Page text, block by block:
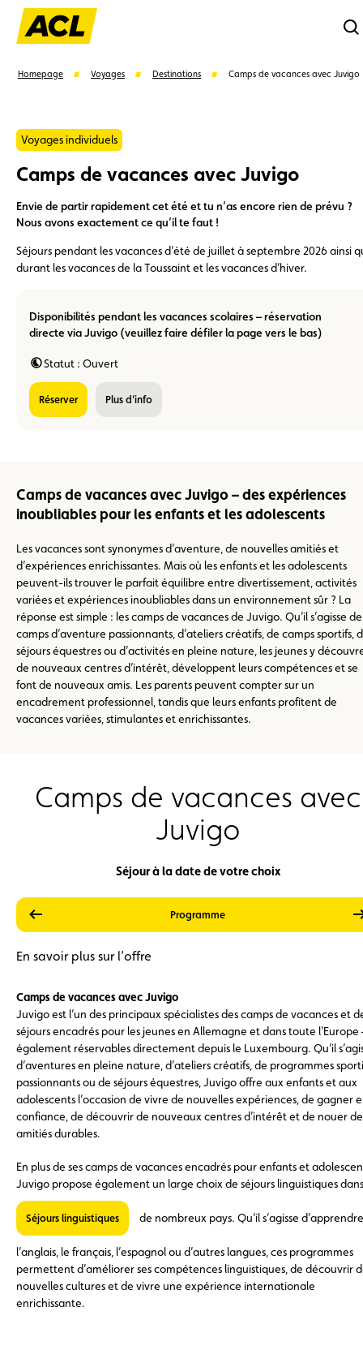
Suggestions
Carte membre Avantages
Vignette Location
Homepage Voyages Destinations Camps de vacances avec Juvigo
Voyages individuels
Camps de vacances avec Juvigo
Envie de partir rapidement cet été et tu n’as encore rien de prévu ?
Nous avons exactement ce qu’il te faut !
Séjours pendant les vacances d’été de juillet à septembre 2026 ainsi
durant les vacances de la Toussaint et les vacances d’hiver.
Disponibilités pendant les vacances scolaires – réservation
directe via Juvigo (veuillez faire défiler la page vers le bas)
Statut : Ouvert
réserver Plus d’info
Camps de vacances avec Juvigo – des expériences
inoubliables pour les enfants et les adolescents
Les vacances sont synonymes d’aventure, de nouvelles amitiés et
d’expériences enrichissantes. Mais où les enfants et les adolescents
peuvent-ils trouver le parfait équilibre entre divertissement, activités
variées et expériences inoubliables dans un environnement sûr ? La
réponse est simple : les camps de vacances de Juvigo. Qu’il s’agisse de
camps d’aventure passionnants, d’ateliers créatifs, de camps sportifs,
séjours équestres ou d’activités en pleine nature, les jeunes y
de nouveaux centres d’intérêt, développent leurs compétences et se
font de nouveaux amis. Les parents peuvent compter sur un
encadrement professionnel, tandis que leurs enfants profitent de
vacances variées, stimulantes et enrichissantes.
Camps de vacances avec
Juvigo
Séjour à la date de votre choix
précédent ProgrammePrestations
Prix
En savoir plus sur l’offre
Camps de vacances avec Juvigo
Juvigo est l’un des principaux spécialistes des camps de vacances et
séjours encadrés pour les jeunes en Allemagne et dans toute l’Europe
également réservables directement depuis le Luxembourg. Qu’il
d’aventures en pleine nature, d’ateliers créatifs, de programmes
passionnants ou de séjours équestres, Juvigo offre aux enfants et aux
adolescents l’occasion de vivre de nouvelles expériences, de gagner
confiance, de découvrir de nouveaux centres d’intérêt et de nouer
amitiés durables.
En plus de ses camps de vacances encadrés pour enfants et
Juvigo propose également un large choix de séjours linguistiques dans
Séjours linguistiques de nombreux pays. Qu’il s’agisse d’apprendre
l’anglais, le français, l’espagnol ou d’autres langues, ces programmes
permettent d’améliorer ses compétences linguistiques, de découvrir
nouvelles cultures et de vivre une expérience internationale
enrichissante.